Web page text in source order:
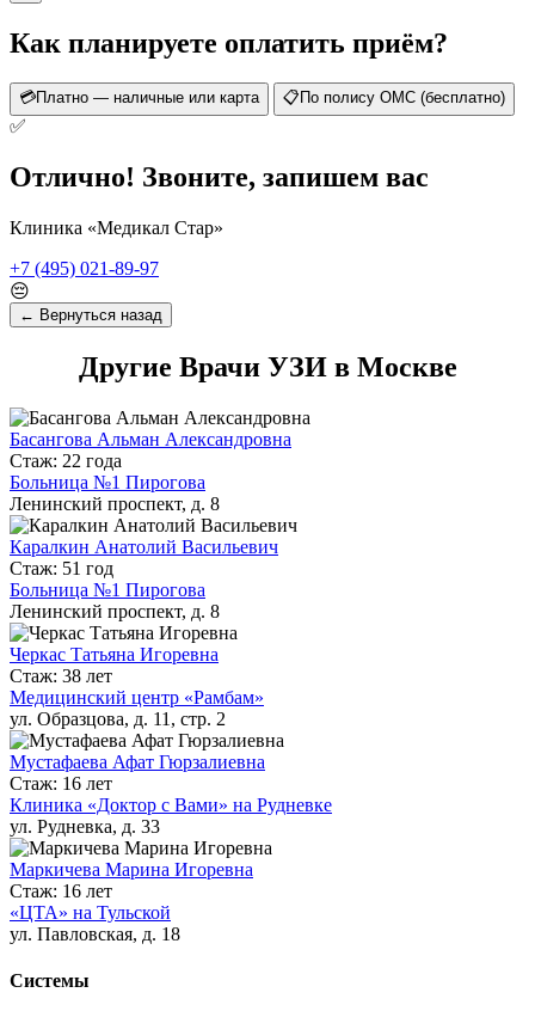
Как планируете оплатить приём?
💳Платно — наличные или карта 📋 По полису ОМС (бесплатно)
✅
Отлично! Звоните, запишем вас
Клиника «Медикал Стар»
+7 (495) 021-89-97
😔
← Вернуться назад
Другие Врачи УЗИ в Москве
Басангова Альман Александровна
Стаж: 22 года
Больница №1 Пирогова
Ленинский проспект, д. 8
Каралкин Анатолий Васильевич
Стаж: 51 год
Больница №1 Пирогова
Ленинский проспект, д. 8
Черкас Татьяна Игоревна
Стаж: 38 лет
Медицинский центр «Рамбам»
ул. Образцова, д. 11, стр. 2
Мустафаева Афат Гюрзалиевна
Стаж: 16 лет
Клиника «Доктор с Вами» на Рудневке
ул. Рудневка, д. 33
Маркичева Марина Игоревна
Стаж: 16 лет
«ЦТА» на Тульской
ул. Павловская, д. 18
Системы